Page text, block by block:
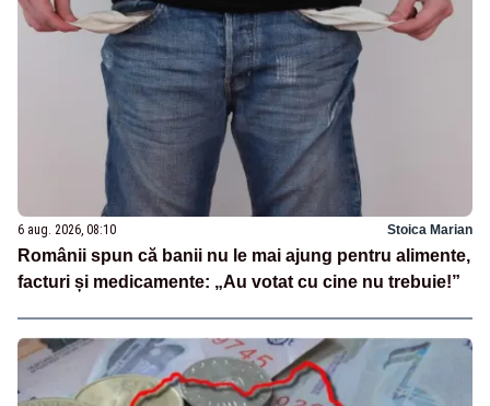
6 aug. 2026, 08:10 Stoica Marian
Românii spun că banii nu le mai ajung pentru alimente,
facturi și medicamente: „Au votat cu cine nu trebuie!”